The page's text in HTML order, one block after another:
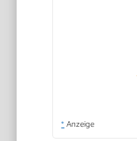
* Anzeige